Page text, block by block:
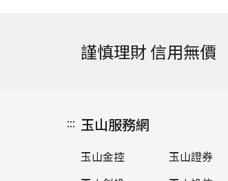
謹慎理財 信用無價
::: 玉山服務網
玉山金控
玉山證券